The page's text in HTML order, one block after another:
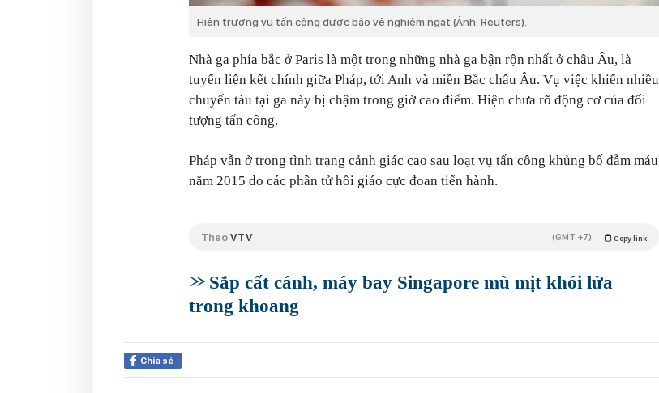
Hiện trường vụ tấn công được bảo vệ nghiêm ngặt (Ảnh: Reuters).
Nhà ga phía bắc ở Paris là một trong những nhà ga bận rộn nhất ở châu Âu, là
tuyến liên kết chính giữa Pháp, tới Anh và miền Bắc châu Âu. Vụ việc khiến nhiều
chuyến tàu tại ga này bị chậm trong giờ cao điểm. Hiện chưa rõ động cơ của đối
tượng tấn công.
Pháp vẫn ở trong tình trạng cảnh giác cao sau loạt vụ tấn công khủng bố đẫm máu
năm 2015 do các phần tử hồi giáo cực đoan tiến hành.
TheoVTV Copy link
(GMT +7)
Sắp cất cánh, máy bay Singapore mù mịt khói lửa
trong khoang
Chia sẻ